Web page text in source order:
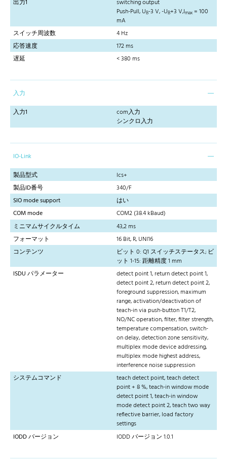
出力1
switching output
Push-Pull, UB-3 V, -UB+3 V,Imax = 100
mA
スイッチ周波数
4 Hz
応答速度
172 ms
遅延
< 380 ms
入力
入力1
com入力
シンクロ入力
IO-Link
製品型式
lcs+
製品ID番号
340/F
SIO mode support
はい
COM mode
COM2 (38.4 kBaud)
ミニマムサイクルタイム
43,2 ms
フォーマット
16 Bit, R, UNI16
コンテンツ
ビット 0: Q1 スイッチステータス; ビ
ット 1-15: 距離精度 1 mm
ISDU パラメーター
detect point 1, return detect point 1,
detect point 2, return detect point 2,
foreground suppression, maximum
range, activation/deactivation of
teach-in via push-button T1/T2,
NO/NC operation, filter, filter strength,
temperature compensation, switch-
on delay, detection zone sensitivity,
multiplex mode device addressing,
multiplex mode highest address,
interference noise suppression
システムコマンド
teach detect point, teach detect
point + 8 %, teach-in window mode
detect point 1, teach-in window
mode detect point 2, teach two way
reflective barrier, load factory
settings
IODD バージョン
IODD バージョン 1.0.1